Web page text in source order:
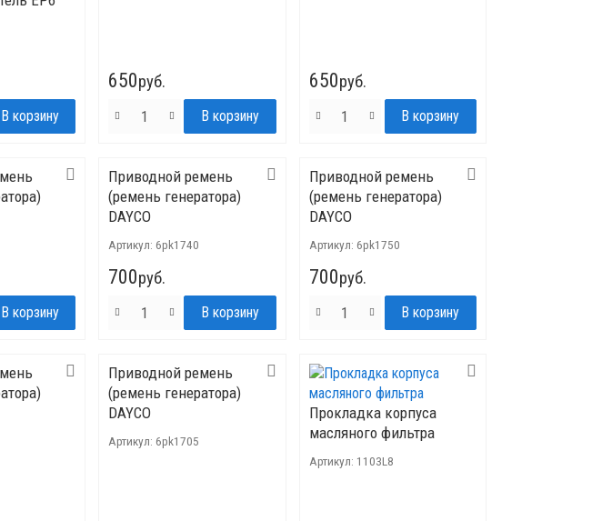
650руб. 650руб.
Приводной ремень
(ремень генератора)
DAYCO
Артикул: 6pk1740
700руб.
Приводной ремень
(ремень генератора)
DAYCO
Артикул: 6pk1750
700руб.
Приводной ремень
(ремень генератора)
DAYCO
Артикул: 6pk1705
Прокладка корпуса
масляного фильтра
Артикул: 1103L8